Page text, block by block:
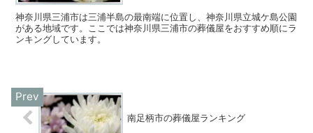
神奈川県三浦市は三浦半島の最南端に位置し、神奈川県立城ケ島公園
がある地域です。ここでは神奈川県三浦市の葬儀屋をおすすめ順にラ
ンキングしています。
南足柄市の葬儀屋ランキング